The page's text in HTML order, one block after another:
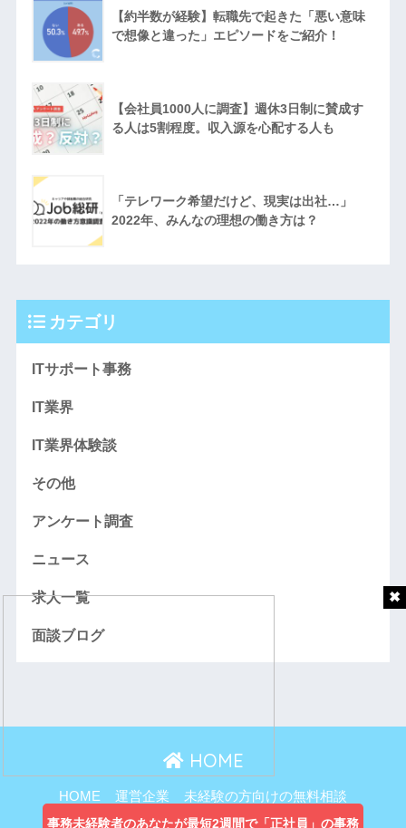
【約半数が経験】転職先で起きた「悪い意味
で想像と違った」エピソードをご紹介！
【会社員1000人に調査】週休3日制に賛成す
る人は5割程度。収入源を心配する人も
「テレワーク希望だけど、現実は出社…」
2022年、みんなの理想の働き方は？
カテゴリ
ITサポート事務
IT業界
IT業界体験談
その他
アンケート調査
ニュース
求人一覧
面談ブログ
HOME
HOME 運営企業
未経験の方向けの無料相談
主婦向け無料相談
事務未経験者のあなたが最短2週間で「正社員」の事務